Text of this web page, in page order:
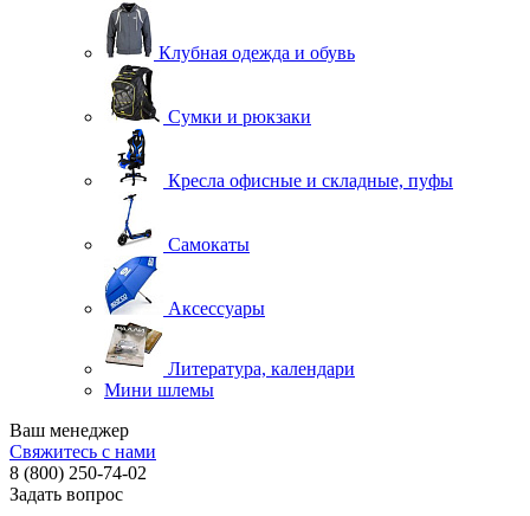
Клубная одежда и обувь
Сумки и рюкзаки
Кресла офисные и складные, пуфы
Самокаты
Аксессуары
Литература, календари
Мини шлемы
Ваш менеджер
Свяжитесь с нами
8 (800) 250-74-02
Задать вопрос